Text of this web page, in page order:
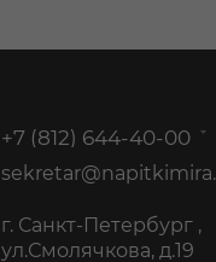
+7 (812) 644-40-00
г. Санкт-Петербург ,
ул.Смолячкова, д.19